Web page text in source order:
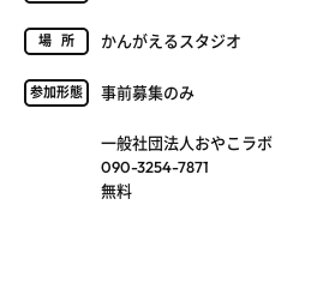
場所 かんがえるスタジオ
参加形態 事前募集のみ
一般社団法人おやこラボ
090-3254-7871
無料